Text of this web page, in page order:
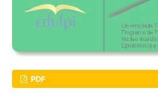
PDF